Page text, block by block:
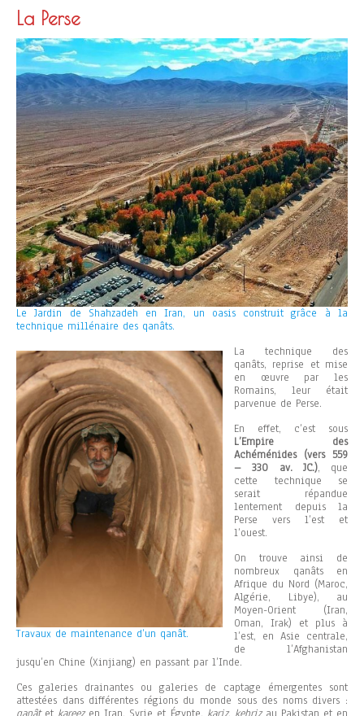
La Perse
Le Jardin de Shahzadeh en Iran, un oasis construit grâce à la
technique millénaire des qanâts.
Travaux de maintenance d’un qanât.
La technique des
qanâts, reprise et mise
en œuvre par les
Romains, leur était
parvenue de Perse.
En effet, c’est sous
L’Empire des
Achéménides (vers 559
– 330 av. JC.), que
cette technique se
serait répandue
lentement depuis la
Perse vers l’est et
l’ouest.
On trouve ainsi de
nombreux qanâts en
Afrique du Nord (Maroc,
Algérie, Libye), au
Moyen-Orient (Iran,
Oman, Irak) et plus à
l’est, en Asie centrale,
de l’Afghanistan
jusqu’en Chine (Xinjiang) en passant par l’Inde.
Ces galeries drainantes ou galeries de captage émergentes sont
attestées dans différentes régions du monde sous des noms divers :